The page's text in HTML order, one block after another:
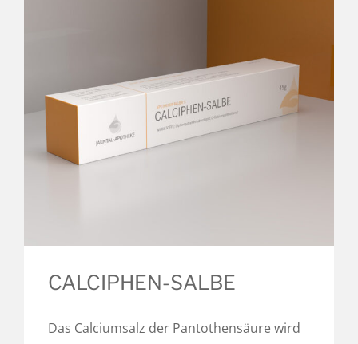
CALCIPHEN-SALBE
Das Calciumsalz der Pantothensäure wird